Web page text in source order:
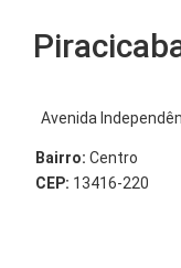
Avenida
Bairro: Centro
CEP: 13416-220